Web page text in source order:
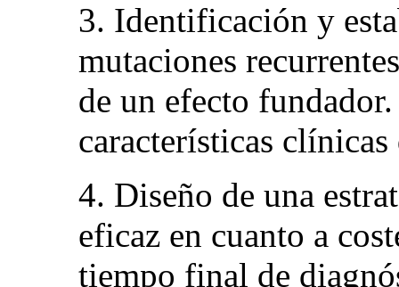
3. Identificación y
mutaciones
de un efecto
características
4. Diseño de una
eficaz en cuanto a
tiempo final de